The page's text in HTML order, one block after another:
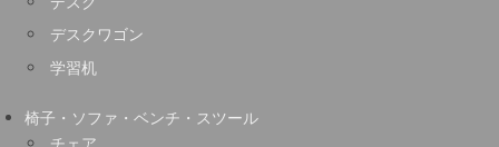
デスクワゴン
学習机
椅子・ソファ・ベンチ・スツール